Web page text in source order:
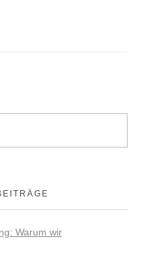
Warum wir